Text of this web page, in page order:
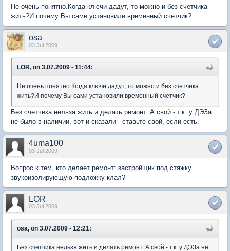
Не очень понятно.Когда ключи дадут, то можно и без счетчика
жить?И почему Вы сами установили временный счетчик?
osa
03 Jul 2009
LOR, on 3.07.2009 - 11:44:
Не очень понятно.Когда ключи дадут, то можно и без счетчика
жить?И почему Вы сами установили временный счетчик?
Без счетчика нельзя жить и делать ремонт. А свой - т.к. у ДЭЗа
не было в наличии, вот и сказали - ставьте свой, если есть.
4uma100
03 Jul 2009
Вопрос к тем, кто делает ремонт: застройщик под стяжку
звукоизолирующую подложку клал?
LOR
03 Jul 2009
osa, on 3.07.2009 - 12:21:
Без счетчика нельзя жить и делать ремонт. А свой - т.к. у ДЭЗа не